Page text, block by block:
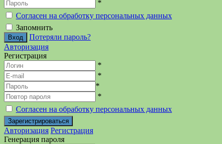
*
Согласен на обработку персональных данных
Запомнить
Потеряли пароль?
Авторизация
Регистрация
*
*
*
*
Согласен на обработку персональных данных
Авторизация Регистрация
Генерация пароля